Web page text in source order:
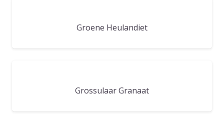
Groene Heulandiet
Grossulaar Granaat